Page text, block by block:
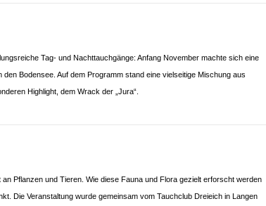
Tag- und Nachttauchgänge: Anfang November machte sich eine
Bodensee. Auf dem Programm stand eine vielseitige Mischung aus
Highlight, dem Wrack der „Jura“.
Pflanzen und Tieren. Wie diese Fauna und Flora gezielt erforscht werden
Die Veranstaltung wurde gemeinsam vom Tauchclub Dreieich in Langen